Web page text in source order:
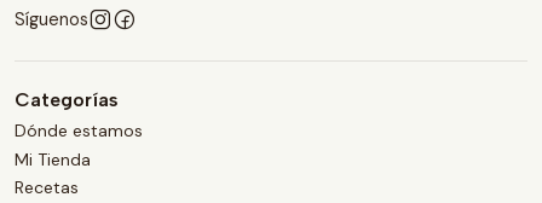
Síguenos
Categorías
Dónde estamos
Mi Tienda
Recetas